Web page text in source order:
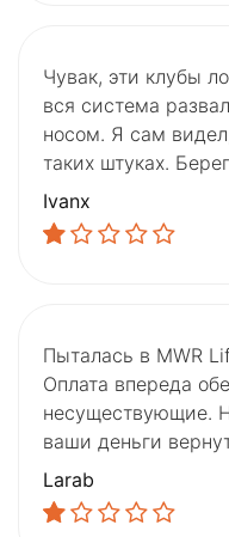
Чувак, эти клубы
вся система
носом. Я сам
таких штуках.
Ivanx
Пыталась в MWR
Оплата впереда
несуществующие.
ваши деньги
Larab